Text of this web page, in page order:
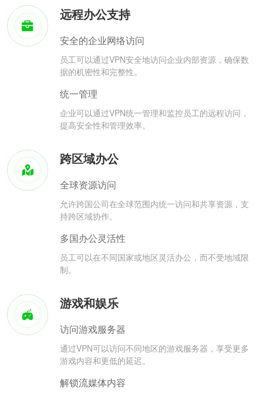
远程办公支持
安全的企业网络访问
员工可以通过VPN安全地访问企业内部资源，确保数
据的机密性和完整性。
统一管理
企业可以通过VPN统一管理和监控员工的远程访问，
提高安全性和管理效率。
跨区域办公
全球资源访问
允许跨国公司在全球范围内统一访问和共享资源，支
持跨区域协作。
多国办公灵活性
员工可以在不同国家或地区灵活办公，而不受地域限
制。
游戏和娱乐
访问游戏服务器
通过VPN可以访问不同地区的游戏服务器，享受更多
游戏内容和更低的延迟。
解锁流媒体内容